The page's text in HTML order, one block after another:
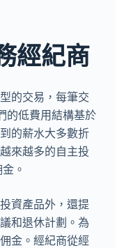
經紀商
的交易，每筆交
的低費用結構基於
的薪水大多數折
來越多的自主投
。
資產品外，還提
和退休計劃。為
金。經紀商從經